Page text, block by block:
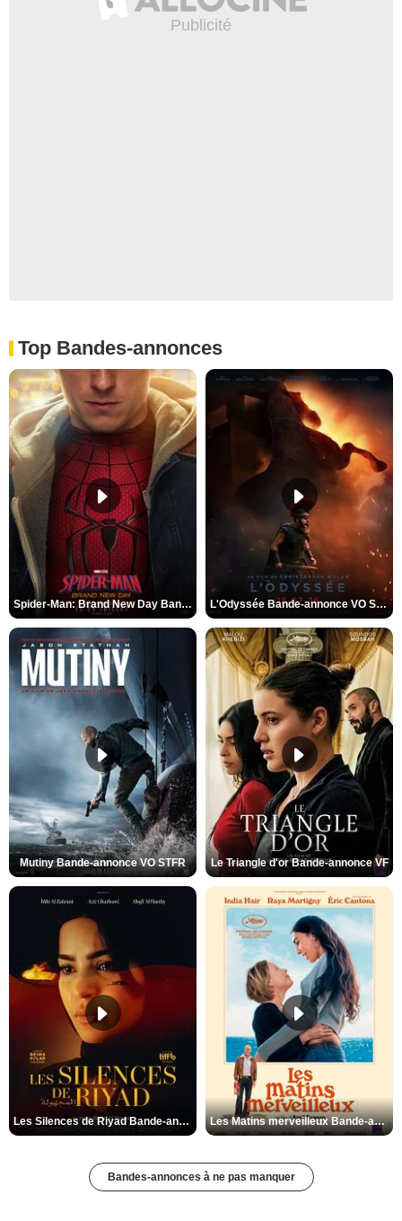
Top Bandes-annonces
Spider-Man: Brand New Day Bande-annonce VO STFR L'Odyssée Bande-annonce VO STFR
Mutiny Bande-annonce VO STFR Le Triangle d'or Bande-annonce VF
Les Silences de Riyad Bande-annonce VO STFR Les Matins merveilleux Bande-annonce VF
Bandes-annonces à ne pas manquer